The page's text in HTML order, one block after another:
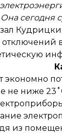
сегодня
экономно
не ниже
из